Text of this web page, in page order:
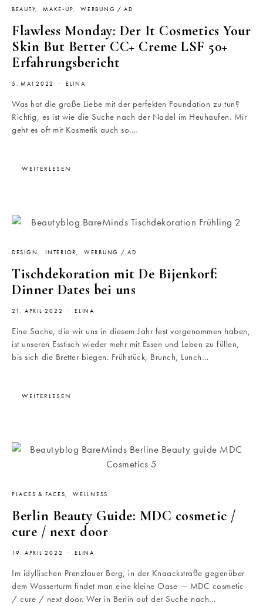
BEAUTY MAKE-UP WERBUNG / AD
Flawless Monday: Der It Cosmetics Your
Skin But Better CC+ Creme LSF 50+
Erfahrungsbericht
5. MAI 2022 ELINA
Was hat die große Liebe mit der perfekten Foundation zu tun?
Richtig, es ist wie die Suche nach der Nadel im Heuhaufen. Mir
geht es oft mit Kosmetik auch so.…
WEITERLESEN
DESIGN INTERIOR WERBUNG / AD
Tischdekoration mit De Bijenkorf:
Dinner Dates bei uns
21. APRIL 2022 ELINA
Eine Sache, die wir uns in diesem Jahr fest vorgenommen haben,
ist unseren Esstisch wieder mehr mit Essen und Leben zu füllen,
bis sich die Bretter biegen. Frühstück, Brunch, Lunch…
WEITERLESEN
PLACES & FACES WELLNESS
Berlin Beauty Guide: MDC cosmetic /
cure / next door
19. APRIL 2022 ELINA
Im idyllischen Prenzlauer Berg, in der Knaackstraße gegenüber
dem Wasserturm findet man eine kleine Oase — MDC cosmetic
/ cure / next door. Wer in Berlin auf der Suche nach…